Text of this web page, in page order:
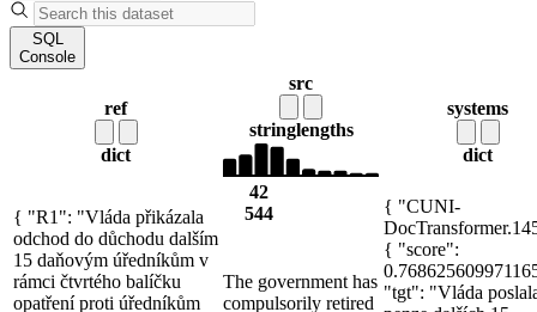
SQL
Console
ref
dict
src
stringlengths
42
544
systems
dict
{ "R1": "Vláda přikázala
odchod do důchodu dalším
15 daňovým úředníkům v
rámci čtvrtého balíčku
opatření proti úředníkům
The government has
compulsorily retired
{ "CUNI-
{ "score":
"tgt": "Vláda